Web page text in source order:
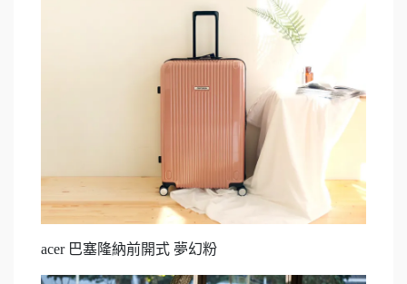
acer 巴塞隆納前開式 夢幻粉